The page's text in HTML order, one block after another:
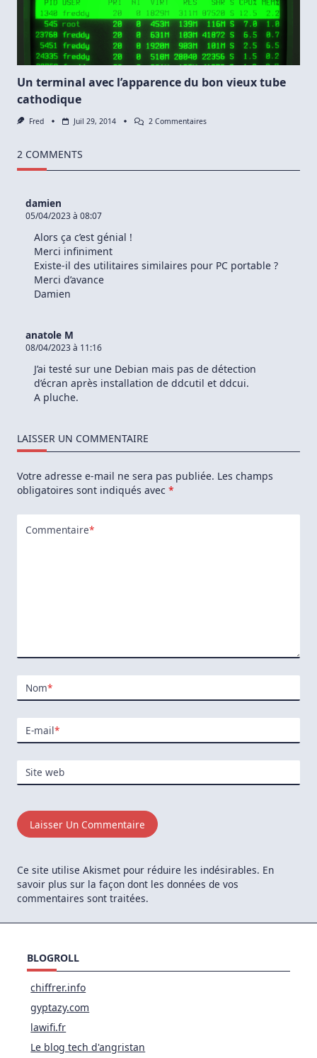
Un terminal avec l’apparence du bon vieux tube
cathodique
Fred Juil 29, 2014 2 CommentairesSur
Du
2 COMMENTS
damien
05/04/2023 à 08:07
Alors ça c’est génial !
Merci infiniment
Existe-il des utilitaires similaires pour PC portable ?
Merci d’avance
Damien
anatole M
08/04/2023 à 11:16
J’ai testé sur une Debian mais pas de détection
d’écran après installation de ddcutil et ddcui.
A pluche.
LAISSER UN COMMENTAIRE
Votre adresse e-mail ne sera pas publiée. Les champs
obligatoires sont indiqués avec *
Commentaire*
Nom*
E-mail*
Site web
Ce site utilise Akismet pour réduire les indésirables. En
savoir plus sur la façon dont les données de vos
commentaires sont traitées.
BLOGROLL
chiffrer.info
gyptazy.com
lawifi.fr
Le blog tech d'angristan